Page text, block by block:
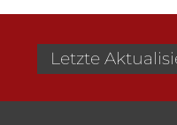
Letzte